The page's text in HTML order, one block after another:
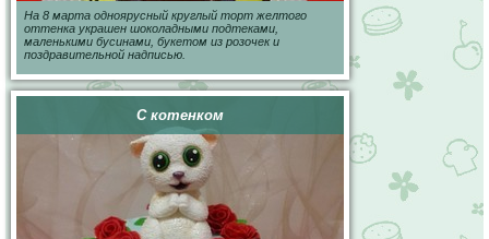
На 8 марта одноярусный круглый торт желтого
оттенка украшен шоколадными подтеками,
маленькими бусинами, букетом из розочек и
поздравительной надписью.
С котенком